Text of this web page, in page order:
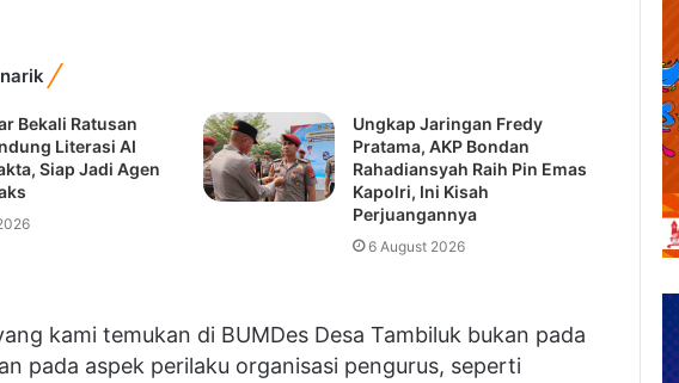
Bekali Ratusan
Literasi AI
Siap Jadi Agen
Ungkap Jaringan Fredy
Pratama, AKP Bondan
Rahadiansyah Raih Pin Emas
Kapolri, Ini Kisah
Perjuangannya
6 August 2026
kami temukan di BUMDes Desa Tambiluk bukan pada
pada aspek perilaku organisasi pengurus, seperti